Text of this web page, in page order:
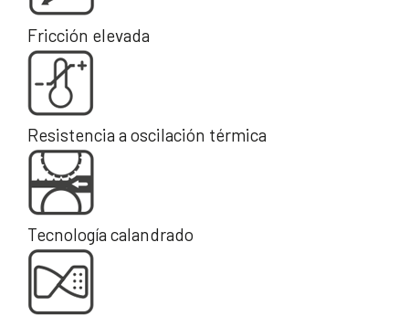
Fricción elevada
Resistencia a oscilación térmica
Tecnología calandrado